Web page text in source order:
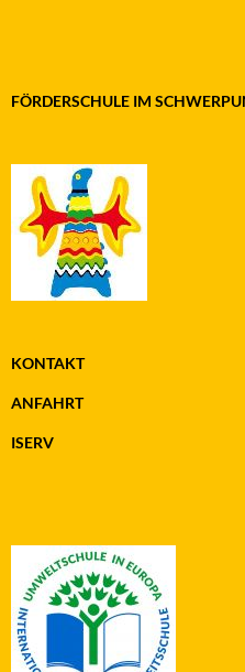
FÖRDERSCHULE IM
KONTAKT
ANFAHRT
ISERV